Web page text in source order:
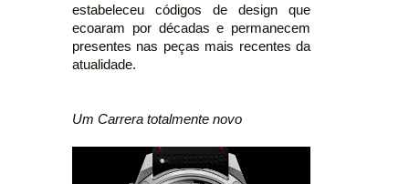
estabeleceu códigos de design que
ecoaram por décadas e permanecem
presentes nas peças mais recentes da
atualidade.
Um Carrera totalmente novo